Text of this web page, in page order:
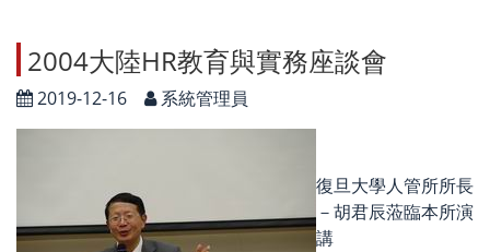
2004大陸HR教育與實務座談會
2019-12-16 系統管理員
復旦大學人管所所長
－胡君辰蒞臨本所演
講